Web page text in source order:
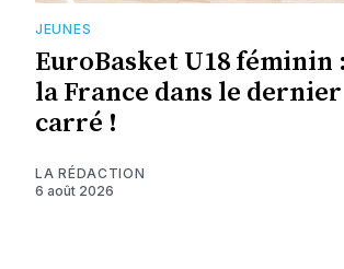
JEUNES
EuroBasket U18 féminin :
la France dans le dernier
carré !
LA RÉDACTION
6 août 2026